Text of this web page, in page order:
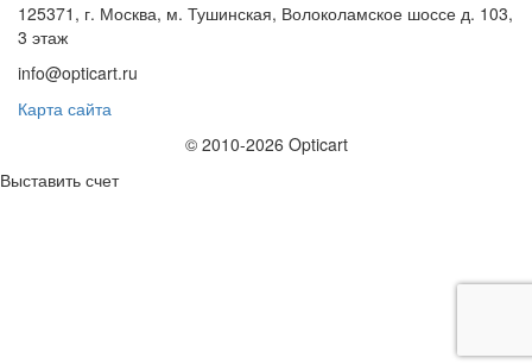
125371, г. Москва, м. Тушинская, Волоколамское шоссе д. 103,
3 этаж
info@opticart.ru
Карта сайта
© 2010-2026 Opticart
Выставить счет